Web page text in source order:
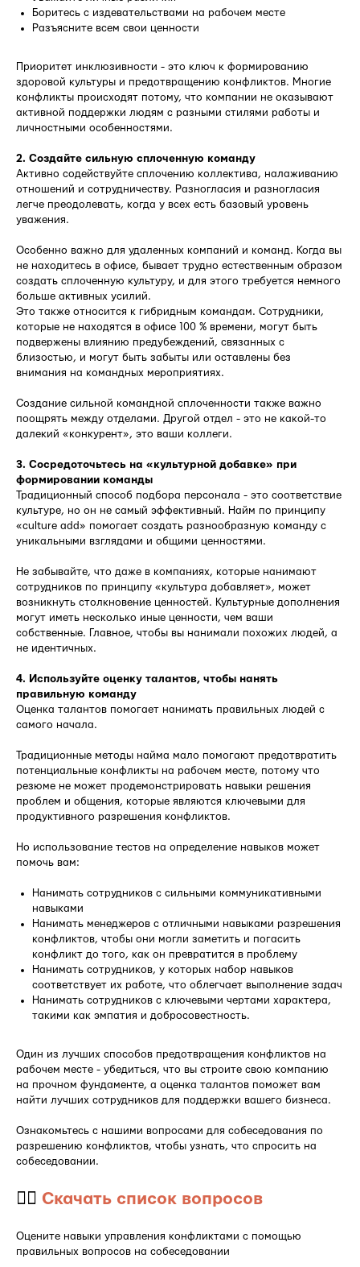
Боритесь с издевательствами на рабочем месте
Разъясните всем свои ценности
Приоритет инклюзивности - это ключ к формированию
здоровой культуры и предотвращению конфликтов. Многие
конфликты происходят потому, что компании не оказывают
активной поддержки людям с разными стилями работы и
личностными особенностями.
2. Создайте сильную сплоченную команду
Активно содействуйте сплочению коллектива, налаживанию
отношений и сотрудничеству. Разногласия и разногласия
легче преодолевать, когда у всех есть базовый уровень
уважения.
Особенно важно для удаленных компаний и команд. Когда вы
не находитесь в офисе, бывает трудно естественным образом
создать сплоченную культуру, и для этого требуется немного
больше активных усилий.
Это также относится к гибридным командам. Сотрудники,
которые не находятся в офисе 100 % времени, могут быть
подвержены влиянию предубеждений, связанных с
близостью, и могут быть забыты или оставлены без
внимания на командных мероприятиях.
Создание сильной командной сплоченности также важно
поощрять между отделами. Другой отдел - это не какой-то
далекий «конкурент», это ваши коллеги.
3. Сосредоточьтесь на «культурной добавке» при
формировании команды
Традиционный способ подбора персонала - это соответствие
культуре, но он не самый эффективный. Найм по принципу
«culture add» помогает создать разнообразную команду с
уникальными взглядами и общими ценностями.
Не забывайте, что даже в компаниях, которые нанимают
сотрудников по принципу «культура добавляет», может
возникнуть столкновение ценностей. Культурные дополнения
могут иметь несколько иные ценности, чем ваши
собственные. Главное, чтобы вы нанимали похожих людей, а
не идентичных.
4. Используйте оценку талантов, чтобы нанять
правильную команду
Оценка талантов помогает нанимать правильных людей с
самого начала.
Традиционные методы найма мало помогают предотвратить
потенциальные конфликты на рабочем месте, потому что
резюме не может продемонстрировать навыки решения
проблем и общения, которые являются ключевыми для
продуктивного разрешения конфликтов.
Но использование тестов на определение навыков может
помочь вам:
Нанимать сотрудников с сильными коммуникативными
навыками
Нанимать менеджеров с отличными навыками разрешения
конфликтов, чтобы они могли заметить и погасить
конфликт до того, как он превратится в проблему
Нанимать сотрудников, у которых набор навыков
соответствует их работе, что облегчает выполнение задач
Нанимать сотрудников с ключевыми чертами характера,
такими как эмпатия и добросовестность.
Один из лучших способов предотвращения конфликтов на
рабочем месте - убедиться, что вы строите свою компанию
на прочном фундаменте, а оценка талантов поможет вам
найти лучших сотрудников для поддержки вашего бизнеса.
Ознакомьтесь с нашими вопросами для собеседования по
разрешению конфликтов, чтобы узнать, что спросить на
собеседовании.
👉🏻 Скачать список вопросов
Оцените навыки управления конфликтами с помощью
правильных вопросов на собеседовании